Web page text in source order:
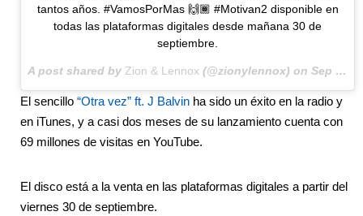
tantos años. #VamosPorMas 🙌🏾 #Motivan2 disponible en
todas las plataformas digitales desde mañana 30 de
septiembre.
A post shared by Zion & Lennox (@zionylennox) on Sep 29, 2016 at 6:06pm PDT
El sencillo “Otra vez” ft. J Balvin ha sido un éxito en la radio y
en iTunes, y a casi dos meses de su lanzamiento cuenta con
69 millones de visitas en YouTube.
El disco está a la venta en las plataformas digitales a partir del
viernes 30 de septiembre.